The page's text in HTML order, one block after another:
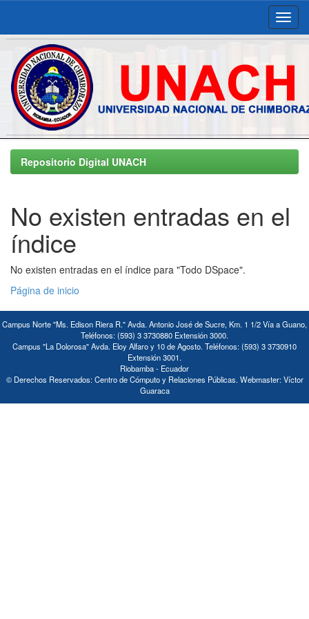
Skip
navigationRepositorio Digital UNACH
No existen entradas en el
índice
No existen entradas en el índice para "Todo DSpace".
Página de inicio
Campus Norte "Ms. Edison Riera R." Avda. Antonio José de Sucre, Km. 1 1/2 Vía a Guano,
Teléfonos: (593) 3 3730880 Extensión 3000.
Campus "La Dolorosa" Avda. Eloy Alfaro y 10 de Agosto. Teléfonos: (593) 3 3730910
Extensión 3001.
Riobamba - Ecuador
© Derechos Reservados: Centro de Cómputo y Relaciones Públicas. Webmaster: Víctor
Guaraca